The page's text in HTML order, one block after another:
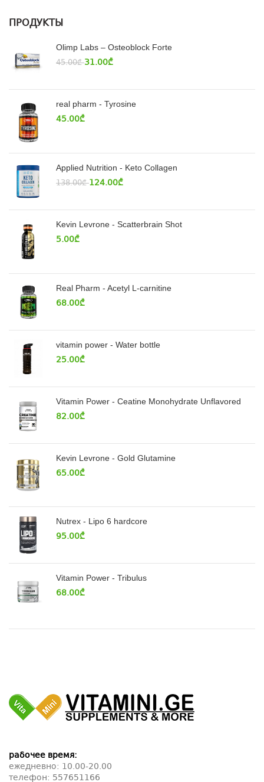
ПРОДУКТЫ
Olimp Labs – Osteoblock Forte
45.00₾ 31.00₾
real pharm - Tyrosine
45.00₾
Applied Nutrition - Keto Collagen
138.00₾ 124.00₾
Kevin Levrone - Scatterbrain Shot
5.00₾
Real Pharm - Acetyl L-carnitine
68.00₾
vitamin power - Water bottle
25.00₾
Vitamin Power - Ceatine Monohydrate Unflavored
82.00₾
Kevin Levrone - Gold Glutamine
65.00₾
Nutrex - Lipo 6 hardcore
95.00₾
Vitamin Power - Tribulus
68.00₾
рабочее время:
ежедневно: 10.00-20.00
телефон: 557651166